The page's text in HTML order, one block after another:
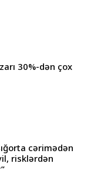
30%-dən çox
cərimədən
risklərdən